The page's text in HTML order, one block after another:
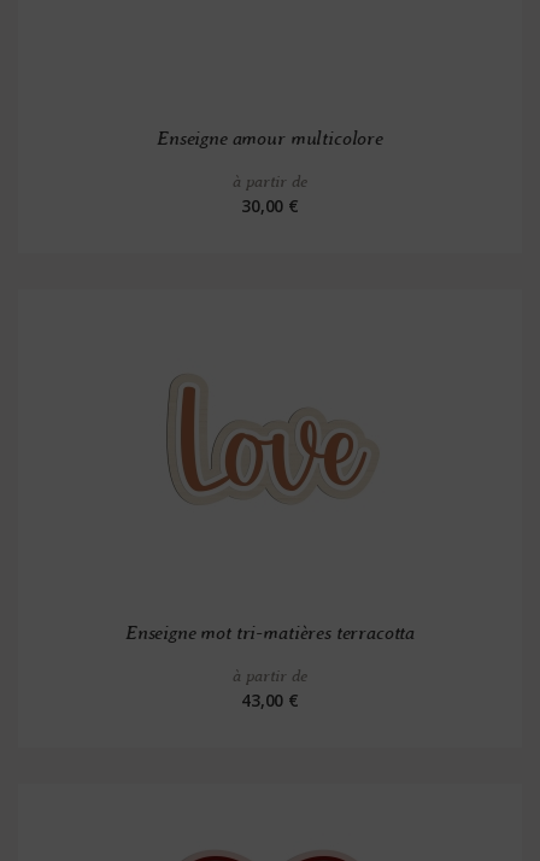
Enseigne amour multicolore
à partir de
30,00 €
Enseigne mot tri-matières terracotta
à partir de
43,00 €